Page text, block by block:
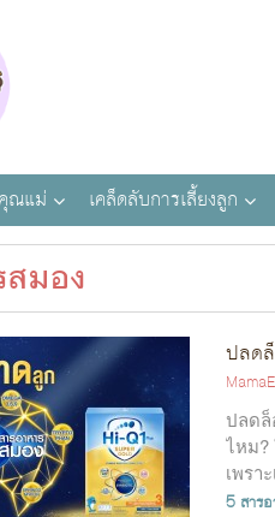
ณแม่ เคล็ดลับการเลี้ยงลูก
มอง
ปลด
ปลดล็
ไหม?
เพรา
5 สาร